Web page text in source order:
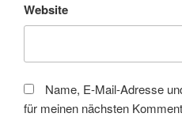
Website
Name, E-Mail-Adresse
für meinen nächsten